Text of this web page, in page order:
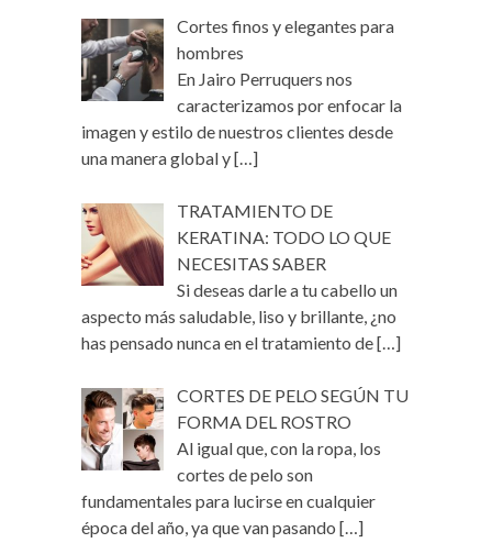
Cortes finos y elegantes para
hombres
En Jairo Perruquers nos
caracterizamos por enfocar la
imagen y estilo de nuestros clientes desde
una manera global y[…]
TRATAMIENTO DE
KERATINA: TODO LO QUE
NECESITAS SABER
Si deseas darle a tu cabello un
aspecto más saludable, liso y brillante, ¿no
has pensado nunca en el tratamiento de[…]
CORTES DE PELO SEGÚN TU
FORMA DEL ROSTRO
Al igual que, con la ropa, los
cortes de pelo son
fundamentales para lucirse en cualquier
época del año, ya que van pasando […]